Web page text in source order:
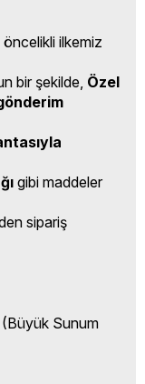
ilkemiz
bir şekilde, Özel
gibi maddeler
sipariş
Sunum